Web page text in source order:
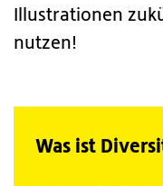
Illustrationen
nutzen!
Was ist